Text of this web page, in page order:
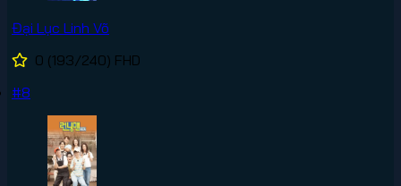
Đại Lục Linh Võ
0 (193/240) FHD
#8